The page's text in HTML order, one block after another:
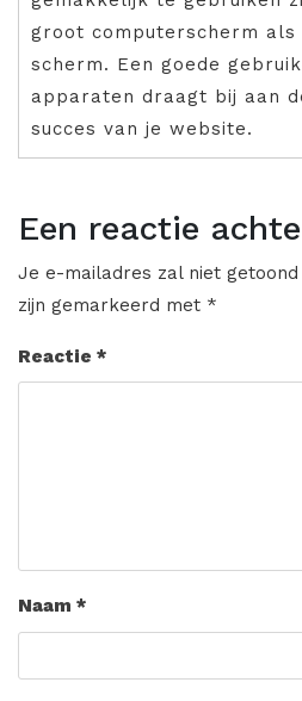
groot computerscherm
scherm. Een goede
apparaten draagt bij aan
succes van je website.
Een reactie
Je e-mailadres zal niet
zijn gemarkeerd met *
Reactie *
Naam *